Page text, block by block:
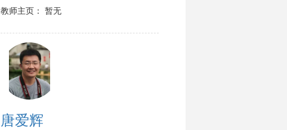
教师主页： 暂无
唐爱辉